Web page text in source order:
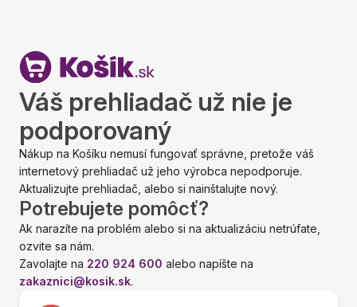
Váš prehliadač už nie je
podporovaný
Nákup na Košíku nemusí fungovať správne, pretože váš
internetový prehliadač už jeho výrobca nepodporuje.
Aktualizujte prehliadač, alebo si nainštalujte nový.
Potrebujete pomôcť?
Ak narazíte na problém alebo si na aktualizáciu netrúfate,
ozvite sa nám.
Zavolajte na 220 924 600 alebo napíšte na
zakaznici@kosik.sk.